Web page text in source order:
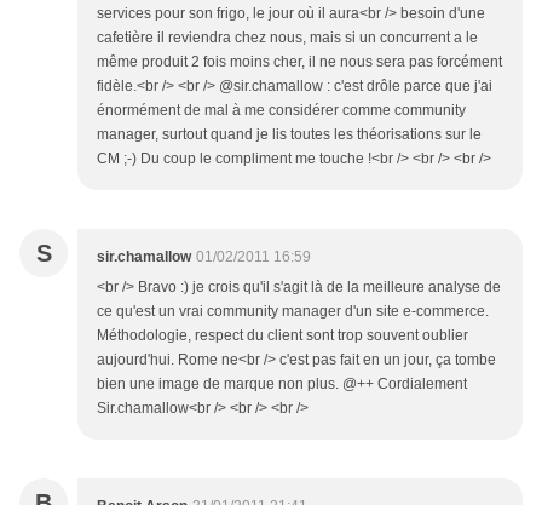
services pour son frigo, le jour où il aura<br /> besoin d'une
cafetière il reviendra chez nous, mais si un concurrent a le
même produit 2 fois moins cher, il ne nous sera pas forcément
fidèle.<br /> <br /> @sir.chamallow : c'est drôle parce que j'ai
énormément de mal à me considérer comme community
manager, surtout quand je lis toutes les théorisations sur le
CM ;-) Du coup le compliment me touche !<br /> <br /> <br />
S sir.chamallow 01/02/2011 16:59
<br /> Bravo :) je crois qu'il s'agit là de la meilleure analyse de
ce qu'est un vrai community manager d'un site e-commerce.
Méthodologie, respect du client sont trop souvent oublier
aujourd'hui. Rome ne<br /> c'est pas fait en un jour, ça tombe
bien une image de marque non plus. @++ Cordialement
Sir.chamallow<br /> <br /> <br />